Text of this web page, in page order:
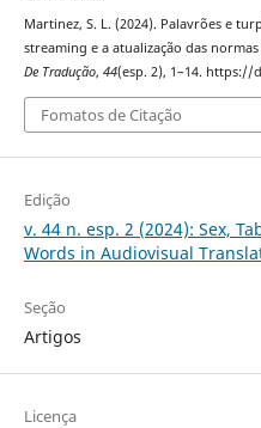
Martinez, S. L. (2024). Palavrões e
streaming e a atualização das
De Tradução, 44(esp. 2), 1–14. https://
Fomatos de Citação
Edição
v. 44 n. esp. 2 (2024): Sex,
Words in Audiovisual
Seção
Artigos
Licença